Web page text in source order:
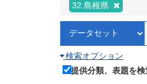
32 島根県
検索オプション
提供分類、表題を検